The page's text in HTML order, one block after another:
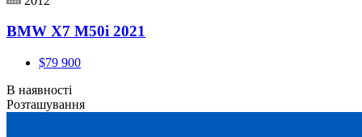
BMW X7 M50i 2021
$79 900
В наявності
Розташування